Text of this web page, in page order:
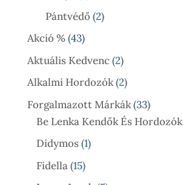
Termék
Pántvédő 22
Akció % 4343
Termék
Aktuális Kedvenc 22
Termék
Alkalmi Hordozók 22
Termék
Forgalmazott Márkák 3333
Termék
Be Lenka Kendők És Hordozók
Didymos 11
Fidella 1515
Termék